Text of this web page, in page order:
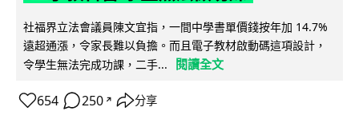
社福界立法會議員陳文宜指，一間中學書單價錢按年加 14.7%
遠超通漲，令家長難以負擔。而且電子教材啟動碼這項設計，
令學生無法完成功課，二手...
閱讀全文
654 250 ↗ 分享